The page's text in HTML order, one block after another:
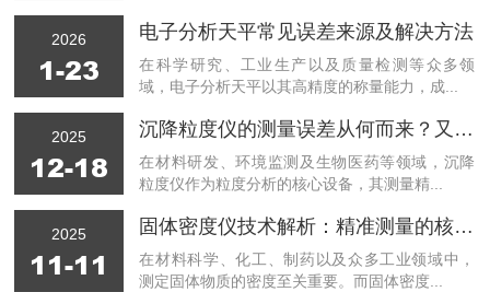
2026
1-23
电子分析天平常见误差来源及解决方法
在科学研究、工业生产以及质量检测等众多领
域，电子分析天平以其高精度的称量能力，成...
2025
12-18
沉降粒度仪的测量误差从何而来？又该如何规避？
在材料研发、环境监测及生物医药等领域，沉降
粒度仪作为粒度分析的核心设备，其测量精...
2025
11-11
固体密度仪技术解析：精准测量的核心原理与性能优势
在材料科学、化工、制药以及众多工业领域中，
测定固体物质的密度至关重要。而固体密度...